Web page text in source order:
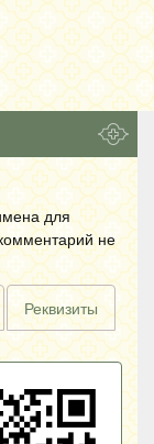
для
не
Реквизиты